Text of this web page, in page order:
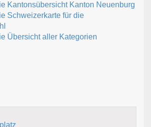
Kantonsübersicht Kanton Neuenburg
Schweizerkarte für die
Übersicht aller Kategorien